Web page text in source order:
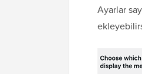
Ayarlar